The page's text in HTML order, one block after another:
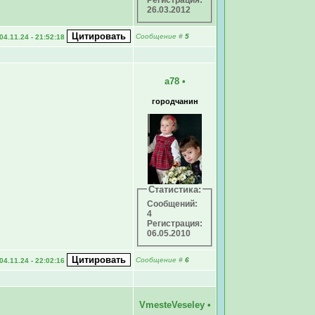
26.03.2012
04.11.24 - 21:52:18 Сообщение # 5
а78 •
городчанин
Статистика:
Сообщений:
4
Регистрация:
06.05.2010
04.11.24 - 22:02:16 Сообщение # 6
VmesteVeseley •